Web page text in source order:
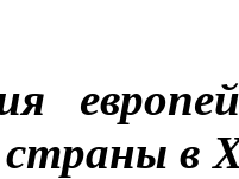
страны в